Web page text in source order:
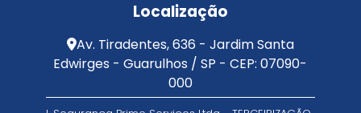
Localização
Av. Tiradentes, 636 - Jardim Santa
Edwirges - Guarulhos / SP - CEP: 07090-
000